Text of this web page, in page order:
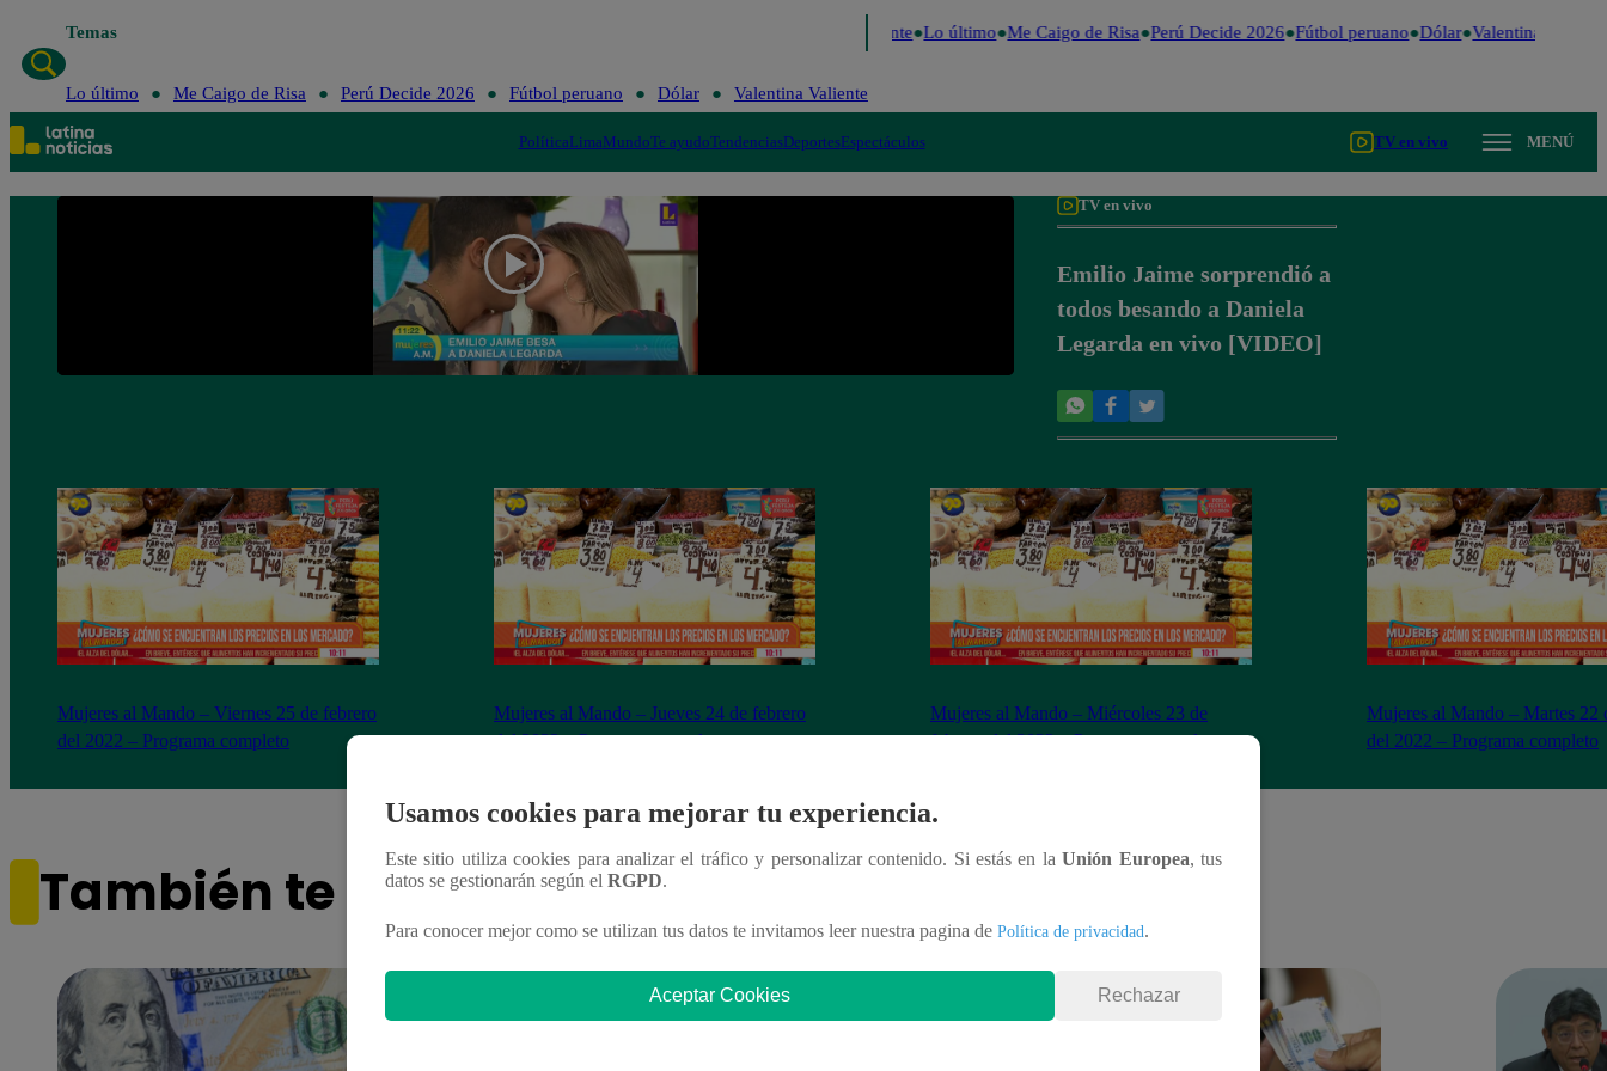
Temas Valentina Valiente Lo último Me Caigo de Risa Perú Decide 2026 Fútbol peruano Dólar Valentina Valiente
Lo último Me Caigo de Risa Perú Decide 2026 Fútbol peruano Dólar Valentina Valiente
PolíticaLimaMundoTe ayudoTendenciasDeportesEspectáculos TV en vivo MENÚ
TV en vivo
Emilio Jaime sorprendió a
todos besando a Daniela
Legarda en vivo [VIDEO]
Mujeres al Mando – Viernes 25 de febrero
del 2022 – Programa completo
Mujeres al Mando – Jueves 24 de febrero
del 2022 – Programa completo
Mujeres al Mando – Miércoles 23 de
febrero del 2022 – Programa completo
Mujeres al Mando – Martes 22
del 2022 – Programa completo
También te puede interesar
Usamos cookies para mejorar tu experiencia.
Este sitio utiliza cookies para analizar el tráfico y personalizar contenido. Si estás en laUnión Europea, tus
datos se gestionarán según el RGPD.
Para conocer mejor como se utilizan tus datos te invitamos leer nuestra pagina de Política de privacidad.
Aceptar Cookies Rechazar